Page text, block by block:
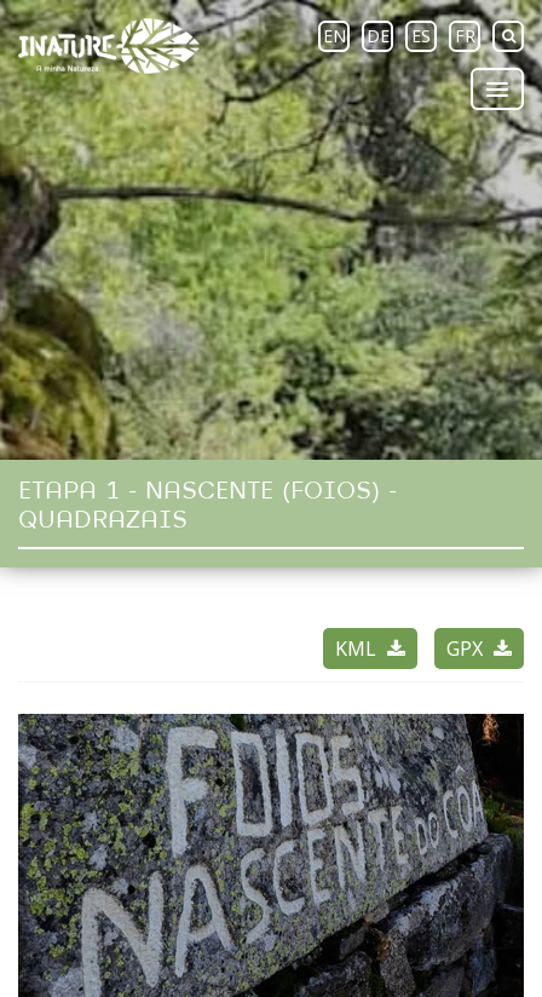
EN DE ES FR
ETAPA 1 - NASCENTE (FOIOS) -
QUADRAZAIS
KML GPX